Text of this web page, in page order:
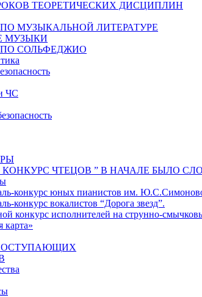
ТЕОРЕТИЧЕСКИХ ДИСЦИПЛИН
МУЗЫКАЛЬНОЙ ЛИТЕРАТУРЕ
МУЗЫКИ
СОЛЬФЕДЖИО
ЧС
ЧТЕЦОВ ” В НАЧАЛЕ БЫЛО
конкурс юных пианистов им.
конкурс вокалистов “Дорога звезд”.
конкурс исполнителей на струнно-